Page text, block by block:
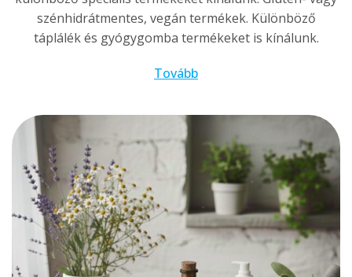
szénhidrátmentes, vegán termékek. Különböző
táplálék és gyógygomba termékeket is kínálunk.
Tovább